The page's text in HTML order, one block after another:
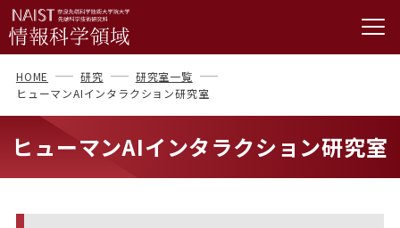
HOME 研究
研究室一覧
ヒューマンAIインタラクション研究室
ヒューマンAIインタラクション研究室